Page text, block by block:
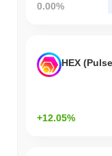
0.00%
+12.05%